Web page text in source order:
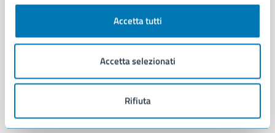
Accetta tutti
Accetta selezionati
Rifiuta
Educazione e formazione
Giustizia e sicurezza pubblica
Imprese e commercio
Vita lavorativa
NOVITÀ